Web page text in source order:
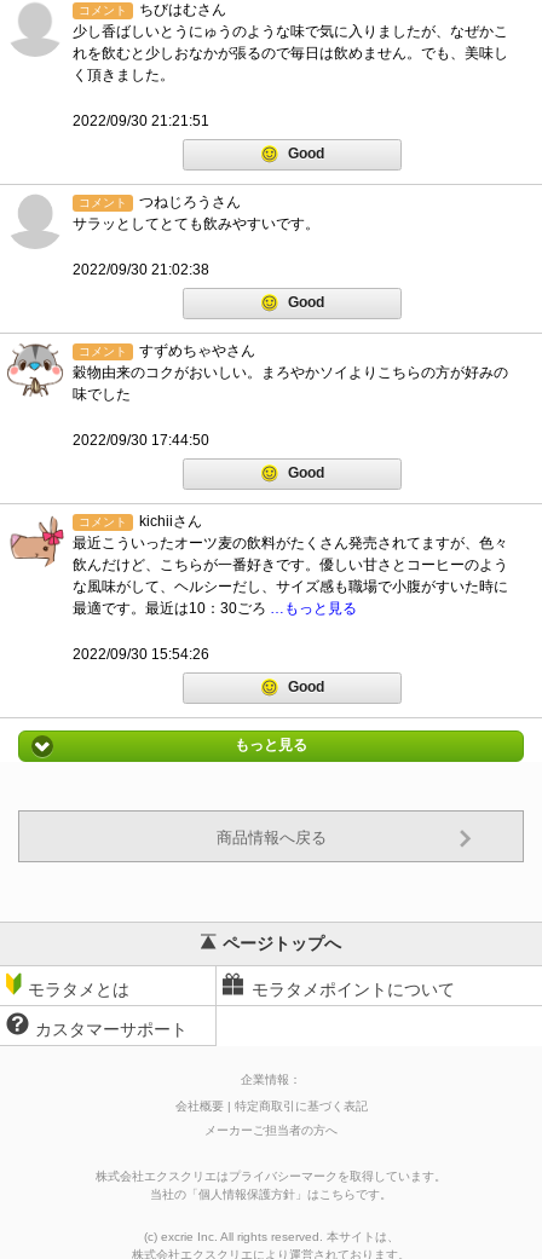
コメント
ちびはむさん
少し香ばしいとうにゅうのような味で気に入りましたが、なぜかこ
れを飲むと少しおなかが張るので毎日は飲めません。でも、美味し
く頂きました。
2022/09/30 21:21:51
Good
コメント
つねじろうさん
サラッとしてとても飲みやすいです。
2022/09/30 21:02:38
Good
コメント
すずめちゃやさん
穀物由来のコクがおいしい。まろやかソイよりこちらの方が好みの
味でした
2022/09/30 17:44:50
Good
コメント
kichiiさん
最近こういったオーツ麦の飲料がたくさん発売されてますが、色々
飲んだけど、こちらが一番好きです。優しい甘さとコーヒーのよう
な風味がして、ヘルシーだし、サイズ感も職場で小腹がすいた時に
最適です。最近は10：30ごろ …もっと見る
2022/09/30 15:54:26
Good
もっと見る
商品情報へ戻る
ページトップへ
モラタメとは モラタメポイントについて
カスタマーサポート
企業情報：
会社概要
特定商取引に基づく表記
メーカーご担当者の方へ
株式会社エクスクリエはプライバシーマークを取得しています。
当社の 「個人情報保護方針 」はこちらです。
(c) excrie Inc. All rights reserved. 本サイトは、
株式会社エクスクリエにより運営されております。